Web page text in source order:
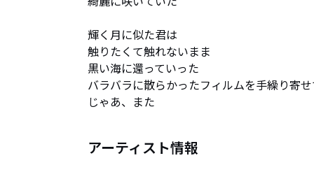
輝く月に似た君は
触りたくて触れないまま
黒い海に還っていった
バラバラに散らかったフィルムを手繰り寄せ
じゃあ、また
アーティスト情報